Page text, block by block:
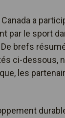
a
par le sport
brefs
ci-dessous,
les